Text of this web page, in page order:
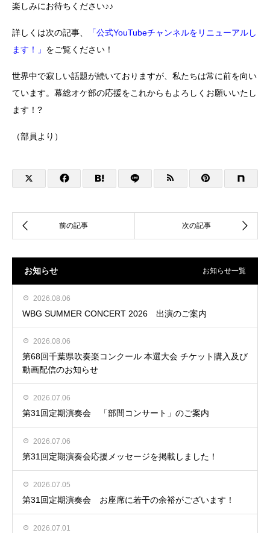
楽しみにお待ちください♪♪
詳しくは次の記事、
「公式YouTubeチャンネルをリニューアルし
ます！」 をご覧ください！
世界中で寂しい話題が続いておりますが、私たちは常に前を向い
ています。幕総オケ部の応援をこれからもよろしくお願いいたし
ます！?
（部員より）
お知らせ お知らせ一覧
2026.08.06
WBG SUMMER CONCERT 2026 出演のご案内
2026.08.06
第68回千葉県吹奏楽コンクール 本選大会 チケット購入及び
動画配信のお知らせ
2026.07.06
第31回定期演奏会 「部間コンサート」のご案内
2026.07.06
第31回定期演奏会応援メッセージを掲載しました！
2026.07.05
第31回定期演奏会 お座席に若干の余裕がございます！
2026.07.01